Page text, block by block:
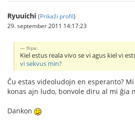
Ryuuichi (Prikaži profil)
29. september 2011 14:17:23
flipe:
Kiel estus reala vivo se vi agus kiel vi
vi sekvus min?
Ĉu estas videoludojn en esperanto?
konas ajn ludo, bonvole diru al mi ĝia
Dankon